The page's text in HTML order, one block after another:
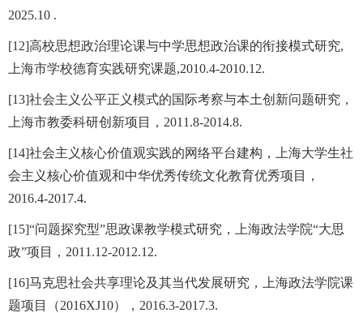
2025.10 .
[12]高校思想政治理论课与中学思想政治课的衔接模式研究,
上海市学校德育实践研究课题,2010.4-2010.12.
[13]社会主义公平正义模式的国际考察与本土创新问题研究，
上海市教委科研创新项目，2011.8-2014.8.
[14]社会主义核心价值观实践的网络平台建构，上海大学生社
会主义核心价值观和中华优秀传统文化教育优秀项目，
2016.4-2017.4.
[15]“问题探究型”思政课教学模式研究，上海政法学院“大思
政”项目，2011.12-2012.12.
[16]马克思社会共享理论及其当代发展研究，上海政法学院课
题项目（2016XJ10），2016.3-2017.3.